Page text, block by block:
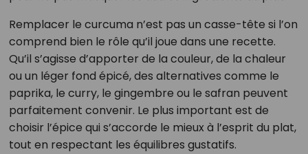
Remplacer le curcuma n’est pas un casse-tête si l’on
comprend bien le rôle qu’il joue dans une recette.
Qu’il s’agisse d’apporter de la couleur, de la chaleur
ou un léger fond épicé, des alternatives comme le
paprika, le curry, le gingembre ou le safran peuvent
parfaitement convenir. Le plus important est de
choisir l’épice qui s’accorde le mieux à l’esprit du plat,
tout en respectant les équilibres gustatifs.